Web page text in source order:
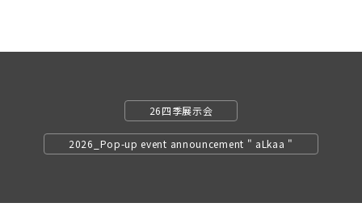
26四季展示会
2026_Pop-up event announcement " aLkaa "